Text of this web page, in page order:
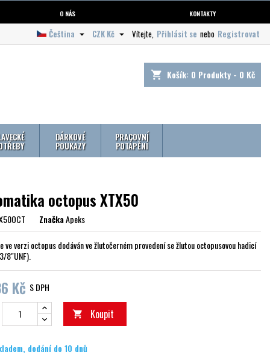
O NÁS KONTAKTY
Vítejte, Přihlásit se nebo Registrovat
CZK Kč 
Čeština 
shopping_cart Košík: 0 Produkty - 0 Kč
DÁRKOVÉ
POUKAZY
PRACOVNÍ
POTÁPĚNÍ
octopus XTX50
ZnačkaApeks
ve verzi octopus dodáván ve žlutočerném provedení se žlutou octopusovou hadicí
8"UNF).
Kč S DPH
 Koupit
dodání do 10 dnů